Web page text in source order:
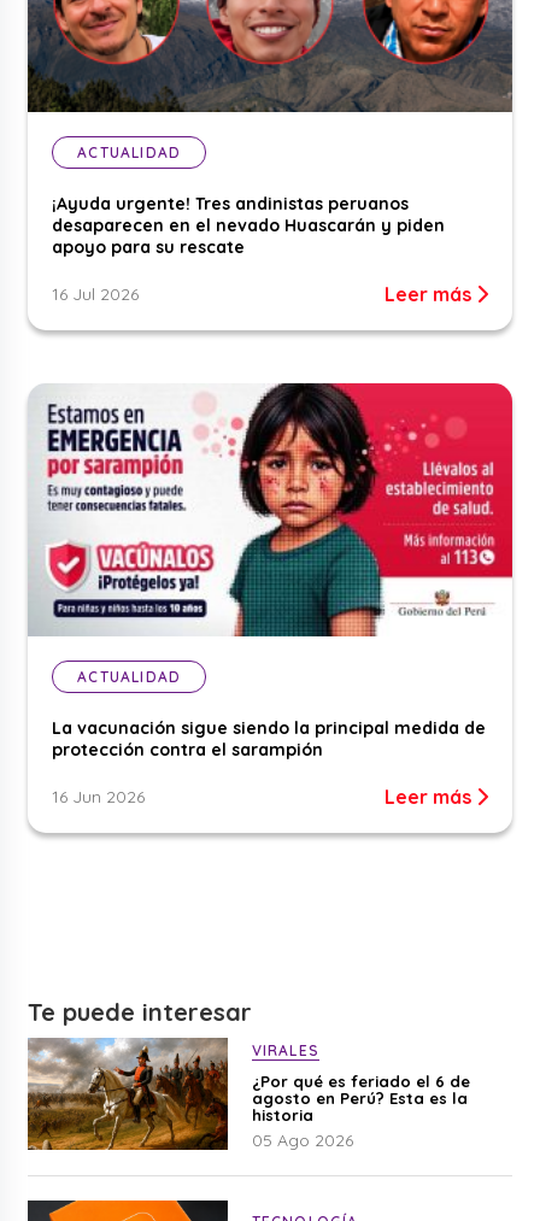
ACTUALIDAD
¡Ayuda urgente! Tres andinistas peruanos
desaparecen en el nevado Huascarán y piden
apoyo para su rescate
16 Jul 2026 Leer más
ACTUALIDAD
La vacunación sigue siendo la principal medida de
protección contra el sarampión
16 Jun 2026 Leer más
Te puede interesar
VIRALES
¿Por qué es feriado el 6 de
agosto en Perú? Esta es la
historia
05 Ago 2026